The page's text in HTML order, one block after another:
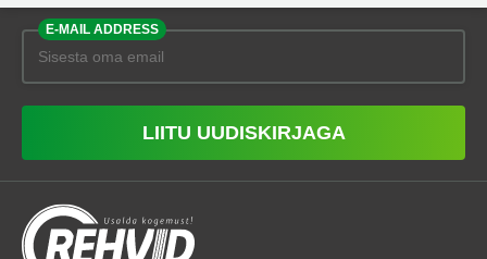
E-MAIL ADDRESS
LIITU UUDISKIRJAGA